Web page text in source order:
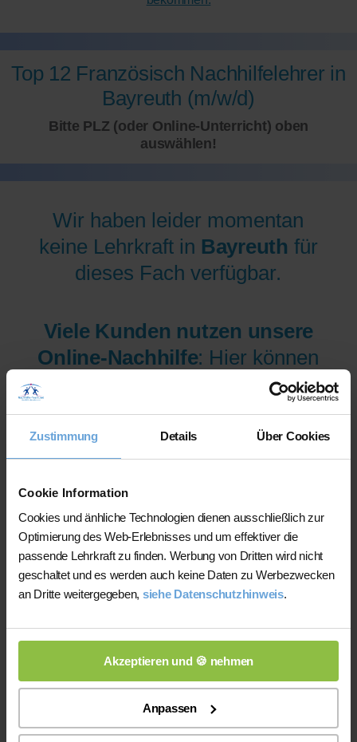
Zustimmung Details Über Cookies
Cookie Information
Cookies und änhliche Technologien dienen ausschließlich zur
Optimierung des Web-Erlebnisses und um effektiver die
passende Lehrkraft zu finden. Werbung von Dritten wird nicht
geschaltet und es werden auch keine Daten zu Werbezwecken
an Dritte weitergegeben, siehe Datenschutzhinweis.
Akzeptieren und 🍪 nehmen
Anpassen
Top 12 Französisch Nachhilfelehrer in
Bayreuth (m/w/d)
Bitte PLZ (oder Online-Unterricht) oben
auswählen!
Wir haben leider momentan
keine Lehrkraft in Bayreuth für
dieses Fach verfügbar.
Viele Kunden nutzen unsere
Online-Nachhilfe: Hier können
wir Ihnen aus mehr als 300
Lehrer/innen pro Fach und
Niveau die am besten
qualifizierten Lehrer/innen sofort
zur Verfügung stellen.
Jetzt verfügbare Lehrer/innen
für Online-Nachhilfe anzeigen
lassen.